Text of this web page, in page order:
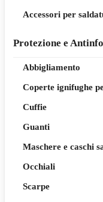
Accessori per
Protezione e
Abbigliamento
Coperte ignifughe
Cuffie
Guanti
Maschere e caschi
Occhiali
Scarpe